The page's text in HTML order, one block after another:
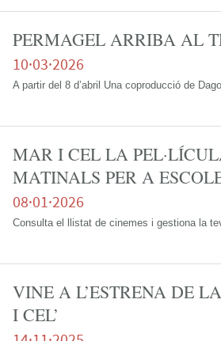
PERMAGEL ARRIBA AL
10·03·2026
A partir del 8 d’abril Una coproducció de
MAR I CEL LA
MATINALS PER A
08·01·2026
Consulta el llistat de cinemes i gestiona la
VINE A L’ESTRENA DE
I CEL’